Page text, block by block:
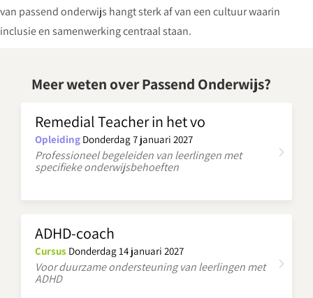
van passend onderwijs hangt sterk af van een cultuur waarin
inclusie en samenwerking centraal staan.
Meer weten over Passend Onderwijs?
Remedial Teacher in het vo
Opleiding Donderdag 7 januari 2027
Professioneel begeleiden van leerlingen met
specifieke onderwijsbehoeften
ADHD-coach
Cursus Donderdag 14 januari 2027
Voor duurzame ondersteuning van leerlingen met
ADHD